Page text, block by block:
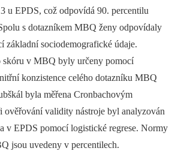
u EPDS, což odpovídá 90. percentilu
s dotazníkem MBQ ženy odpovídaly
sociodemografické údaje.
skóru v MBQ byly určeny pomocí
konzistence celého dotazníku MBQ
byla měřena Cronbachovým
ověřování validity nástroje byl analyzován
v EPDS pomocí logistické regrese. Normy
jsou uvedeny v percentilech.